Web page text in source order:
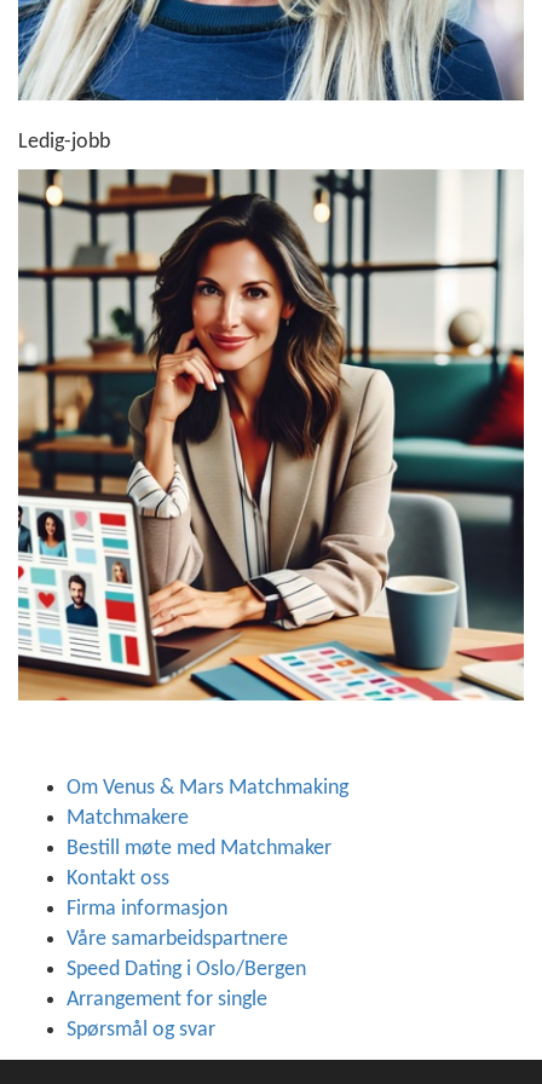
Ledig-jobb
Om Venus & Mars Matchmaking
Matchmakere
Bestill møte med Matchmaker
Kontakt oss
Firma informasjon
Våre samarbeidspartnere
Speed Dating i Oslo/Bergen
Arrangement for single
Spørsmål og svar